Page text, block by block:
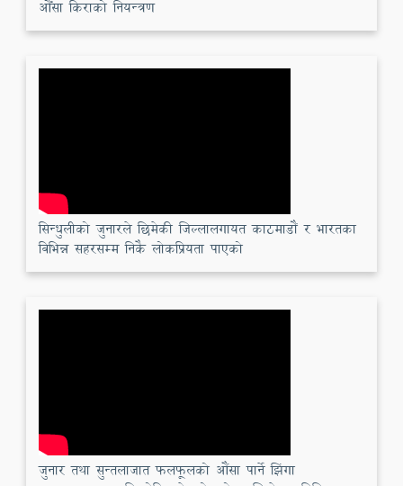
औँसा किराको नियन्त्रण
सिन्धुलीको जुनारले छिमेकी जिल्लालगायत काठमाडौं र भारतका
विभिन्न सहरसम्म निकै लोकप्रियता पाएको
जुनार तथा सुन्तलाजात फलफूलको औंसा पार्ने झिंगा